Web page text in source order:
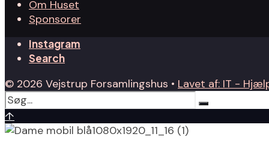
Om Huset
Sponsorer
Instagram
Search
© 2026 Vejstrup Forsamlingshus • Lavet af: IT -
↑